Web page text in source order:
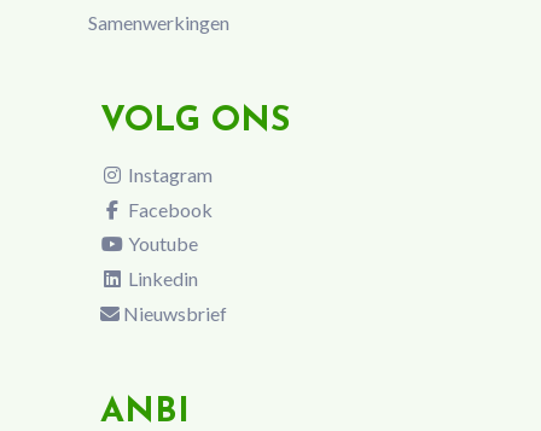
Samenwerkingen
VOLG ONS
Instagram
Facebook
Youtube
Linkedin
Nieuwsbrief
ANBI